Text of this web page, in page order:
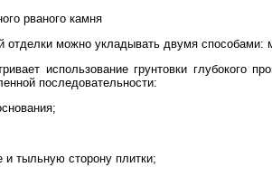
рваного камня
отделки можно укладывать двумя способами:
использование грунтовки глубокого
последовательности:
и тыльную сторону плитки;